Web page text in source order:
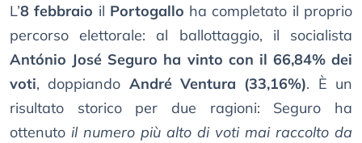
L’8 febbraio il Portogallo ha completato il proprio
percorso elettorale: al ballottaggio, il socialista
António José Seguro ha vinto con il 66,84% dei
voti, doppiando André Ventura (33,16%). È un
risultato storico per due ragioni: Seguro ha
ottenuto il numero più alto di voti mai raccolto da